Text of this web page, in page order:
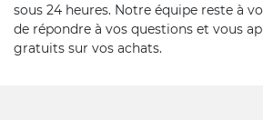
sous 24 heures. Notre équipe reste à
de répondre à vos questions et vous
gratuits sur vos achats.